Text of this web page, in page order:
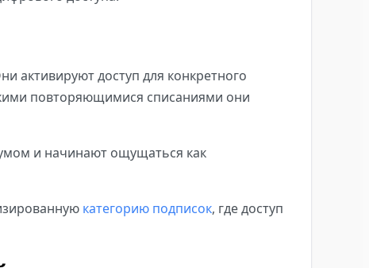
активируют доступ для конкретного
повторяющимися списаниями они
и начинают ощущаться как
категорию подписок, где доступ